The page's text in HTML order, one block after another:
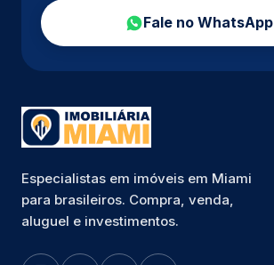
Fale no WhatsApp
Especialistas em imóveis em Miami
para brasileiros. Compra, venda,
aluguel e investimentos.